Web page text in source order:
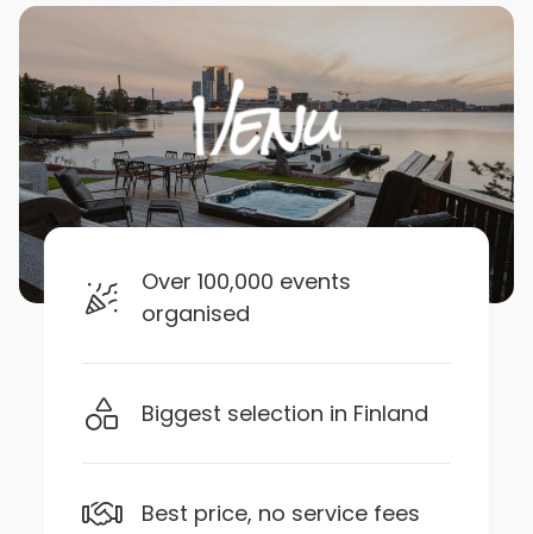
Over 100,000 events
organised
Biggest selection in Finland
Best price, no service fees